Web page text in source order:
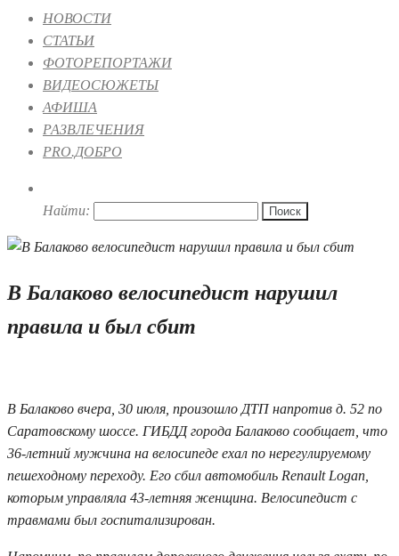
НОВОСТИ
СТАТЬИ
ФОТОРЕПОРТАЖИ
ВИДЕОСЮЖЕТЫ
АФИША
РАЗВЛЕЧЕНИЯ
PRO.ДОБРО
Найти:
В Балаково велосипедист нарушил
правила и был сбит
В Балаково вчера, 30 июля, произошло ДТП напротив д. 52 по
Саратовскому шоссе. ГИБДД города Балаково сообщает, что
36-летний мужчина на велосипеде ехал по нерегулируемому
пешеходному переходу. Его сбил автомобиль Renault Logan,
которым управляла 43-летняя женщина. Велосипедист с
травмами был госпитализирован.